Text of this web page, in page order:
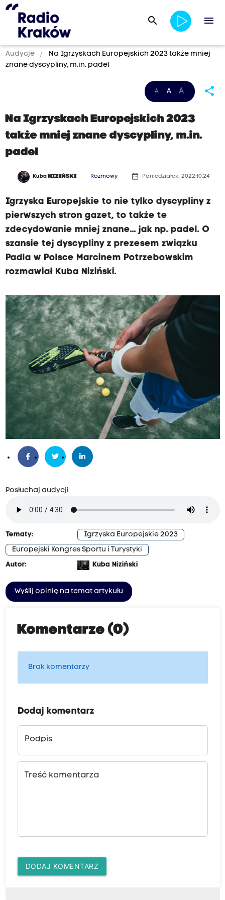
search menu
Audycje
Na Igrzyskach Europejskich 2023 także mniej
znane dyscypliny, m.in. padel
A A A share
Na Igrzyskach Europejskich 2023
także mniej znane dyscypliny, m.in.
padel
Kuba NIZIŃSKI Rozmowy date_range Poniedziałek, 2022.10.24
Igrzyska Europejskie to nie tylko dyscypliny z
pierwszych stron gazet, to także te
zdecydowanie mniej znane... jak np. padel. O
szansie tej dyscypliny z prezesem związku
Padla w Polsce Marcinem Potrzebowskim
rozmawiał Kuba Niziński.
Posłuchaj audycji
Tematy:
Igrzyska Europejskie 2023
Europejski Kongres Sportu i Turystyki
Autor:
Kuba Niziński
Wyślij opinię na temat artykułu
Komentarze (0)
Brak komentarzy
Dodaj komentarz
Podpis
Treść komentarza
DODAJ KOMENTARZ